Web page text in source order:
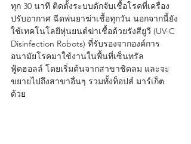
ทุก 30 นาที ติดตั้งระบบดักจับเชื้อโรคที่เครื่อง
ปรับอากาศ ฉีดพ่นยาฆ่าเชื้อทุกวัน นอกจากนี้ยัง
ใช้เทคโนโลยีหุ่นยนต์ฆ่าเชื้อด้วยรังสียูวี (UV-C
Disinfection Robots) ที่รับรองจากองค์การ
อนามัยโรคมาใช้งานในพื้นที่เซ็นทรัล
ฟู้ดฮอลล์ โดยเริ่มต้นจากสาขาชิดลม และจะ
ขยายไปถึงสาขาอื่นๆ รวมทั้งท็อปส์ มาร์เก็ต
ด้วย